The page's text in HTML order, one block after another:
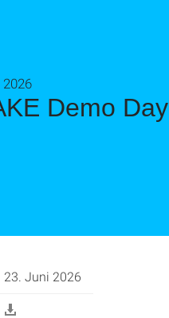
Demo Day
23. Juni 2026